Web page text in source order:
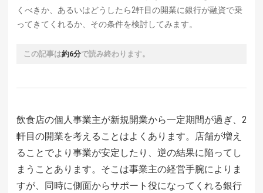
くべきか、あるいはどうしたら2軒目の開業に銀行が融資で乗
ってきてくれるか、その条件を検討してみます。
この記事は約6分で読み終わります。
飲食店の個人事業主が新規開業から一定期間が過ぎ、2
軒目の開業を考えることはよくあります。店舗が増え
ることでより事業が安定したり、逆の結果に陥ってし
まうことあります。そこは事業主の経営手腕によりま
すが、同時に側面からサポート役になってくれる銀行